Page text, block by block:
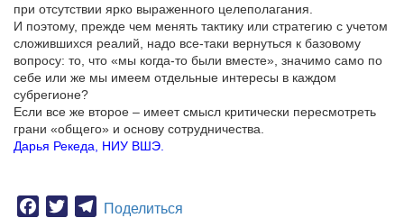
при отсутствии ярко выраженного целеполагания.
И поэтому, прежде чем менять тактику или стратегию с учетом
сложившихся реалий, надо все-таки вернуться к базовому
вопросу: то, что «мы когда-то были вместе», значимо само по
себе или же мы имеем отдельные интересы в каждом
субрегионе?
Если все же второе – имеет смысл критически пересмотреть
грани «общего» и основу сотрудничества.
Дарья Рекеда, НИУ ВШЭ.
Facebook
TwitterTelegram
Поделиться